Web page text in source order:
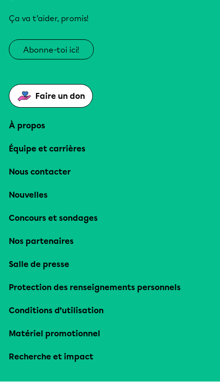
Ça va t’aider, promis!
Abonne-toi ici!
Faire un don
À propos
Équipe et carrières
Nous contacter
Nouvelles
Concours et sondages
Nos partenaires
Salle de presse
Protection des renseignements personnels
Conditions d’utilisation
Matériel promotionnel
Recherche et impact